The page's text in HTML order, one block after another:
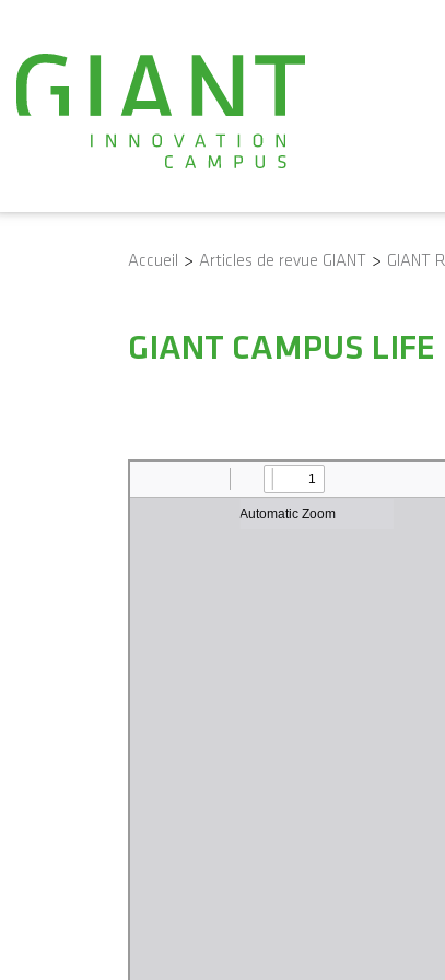
Accueil > Articles de revue GIANT > GIANT
GIANT CAMPUS LIFE